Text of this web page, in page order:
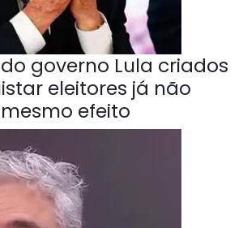
governo Lula criados
eleitores já não
efeito